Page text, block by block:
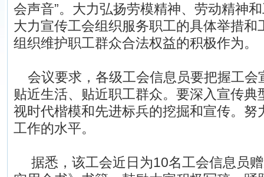
会声音”。大力弘扬劳模精神、劳动精神
大力宣传工会组织服务职工的具体举措和
组织维护职工群众合法权益的积极作为。
会议要求，各级工会信息员要把握工会
贴近生活、贴近职工群众。要深入宣传
视时代楷模和先进标兵的挖掘和宣传。努
工作的水平。
据悉，该工会近日为10名工会信息员